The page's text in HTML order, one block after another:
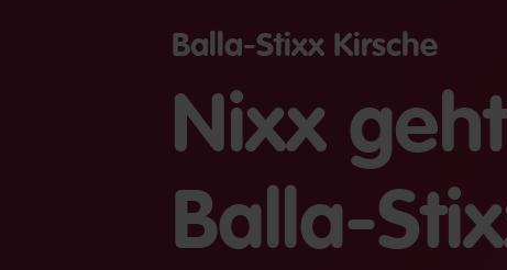
Balla-Stixx Kirsche
Nixx
Balla-